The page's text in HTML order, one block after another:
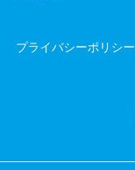
プライバシーポリシー